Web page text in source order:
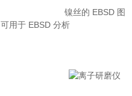
镍丝的 EBSD 图
用于 EBSD 分析